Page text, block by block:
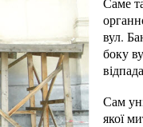
вул.
боку
Сам
якої